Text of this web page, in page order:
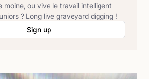
moine, ou vive le travail intelligent
? Long live graveyard digging !
Sign up